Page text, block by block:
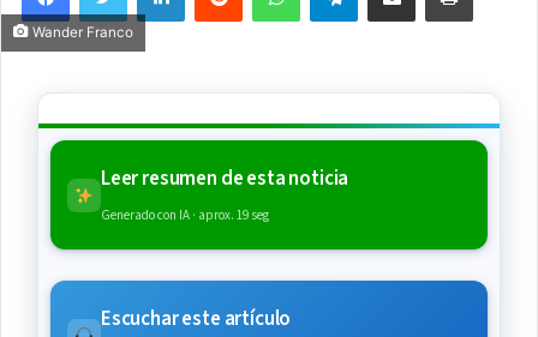
Wander Franco
Leer resumen de esta noticia
Generado con IA · aprox. 19 seg
Escuchar este artículo